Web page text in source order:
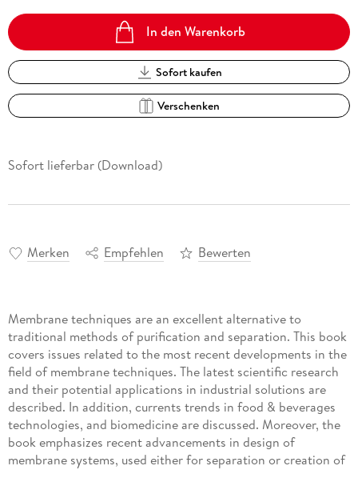
In den Warenkorb
Sofort kaufen
Verschenken
Sofort lieferbar (Download)
Merken Empfehlen Bewerten
Membrane techniques are an excellent alternative to
traditional methods of purification and separation. This book
covers issues related to the most recent developments in the
field of membrane techniques. The latest scientific research
and their potential applications in industrial solutions are
described. In addition, currents trends in food & beverages
technologies, and biomedicine are discussed. Moreover, the
book emphasizes recent advancements in design of
membrane systems, used either for separation or creation of